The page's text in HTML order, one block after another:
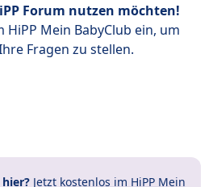
Forum nutzen möchten!
HiPP Mein BabyClub ein, um
Fragen zu stellen.
hier? Jetzt kostenlos im HiPP Mein